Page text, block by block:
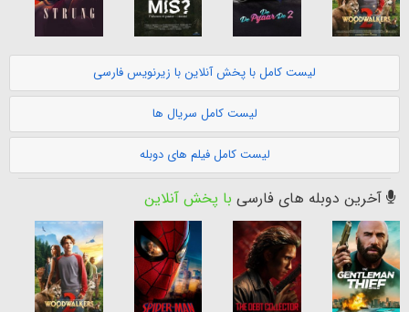
لیست کامل با پخش آنلاین با زیرنویس فارسی
لیست کامل سریال ها
لیست کامل فیلم های دوبله
آخرین دوبله های فارسی با پخش آنلاین